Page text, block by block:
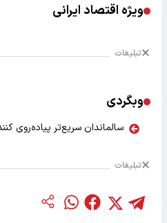
ویژه اقتصاد ایرانی
تبلیغات
وبگردی
سالماندان سریع‌تر پیاده‌روی
تبلیغات